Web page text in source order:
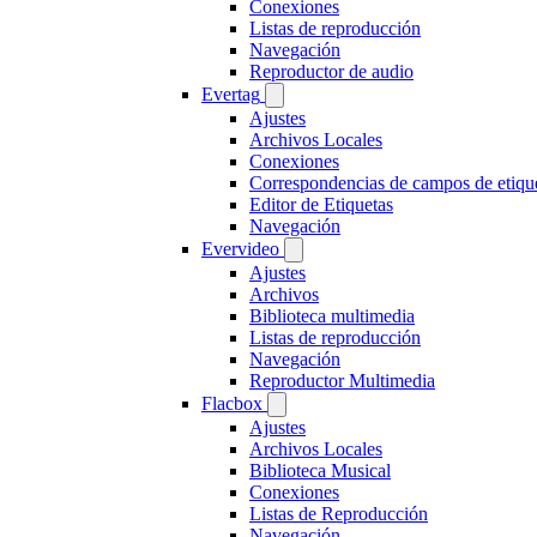
Conexiones
Listas de reproducción
Navegación
Reproductor de audio
Evertag
Ajustes
Archivos Locales
Conexiones
Correspondencias de campos de
Editor de Etiquetas
Navegación
Evervideo
Ajustes
Archivos
Biblioteca multimedia
Listas de reproducción
Navegación
Reproductor Multimedia
Flacbox
Ajustes
Archivos Locales
Biblioteca Musical
Conexiones
Listas de Reproducción